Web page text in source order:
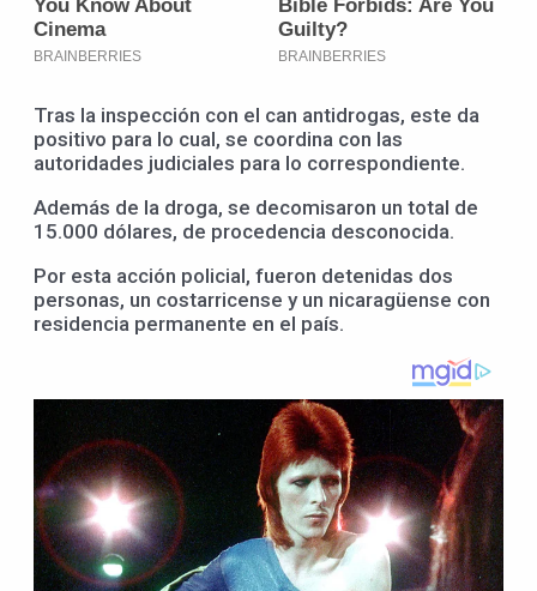
Tras la inspección con el can antidrogas, este da
positivo para lo cual, se coordina con las
autoridades judiciales para lo correspondiente.
Además de la droga, se decomisaron un total de
15.000 dólares, de procedencia desconocida.
Por esta acción policial, fueron detenidas dos
personas, un costarricense y un nicaragüense con
residencia permanente en el país.